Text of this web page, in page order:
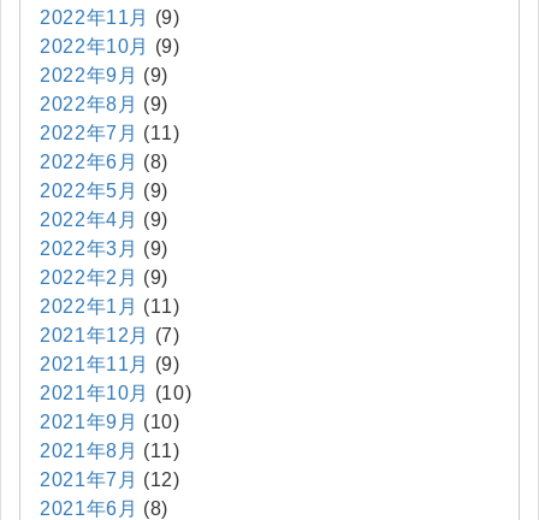
2022年11月
(9)
2022年10月
(9)
2022年9月 (9)
2022年8月 (9)
2022年7月 (11)
2022年6月 (8)
2022年5月 (9)
2022年4月 (9)
2022年3月 (9)
2022年2月 (9)
2022年1月 (11)
2021年12月
(7)
2021年11月
(9)
2021年10月
(10)
2021年9月 (10)
2021年8月 (11)
2021年7月 (12)
2021年6月 (8)